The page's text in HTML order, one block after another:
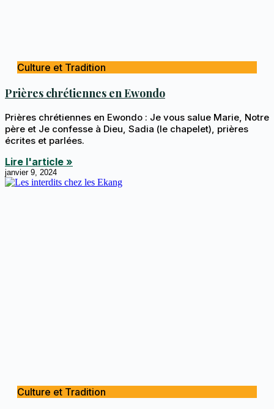
Culture et Tradition
Prières chrétiennes en Ewondo
Prières chrétiennes en Ewondo : Je vous salue Marie, Notre
père et Je confesse à Dieu, Sadia (le chapelet), prières
écrites et parlées.
Lire l'article »
janvier 9, 2024
Culture et Tradition